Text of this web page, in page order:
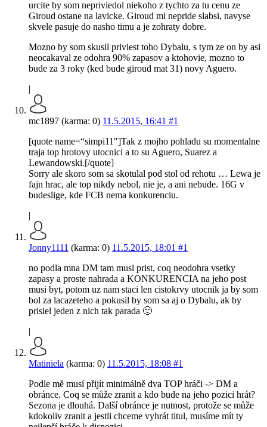
urcite by som nepriviedol niekoho z tychto za tu cenu ze
Giroud ostane na lavicke. Giroud mi nepride slabsi, navyse
skvele pasuje do nasho timu a je zohraty dobre.
Mozno by som skusil priviest toho Dybalu, s tym ze on by asi
neocakaval ze odohra 90% zapasov a ktohovie, mozno to
bude za 3 roky (ked bude giroud mat 31) novy Aguero.
|
mc1897 (karma: 0) 11.5.2015, 16:41 #1
[quote name=“simpi11″]Tak z mojho pohladu su momentalne
traja top hrotovy utocnici a to su Aguero, Suarez a
Lewandowski.[/quote]
Sorry ale skoro som sa skotulal pod stol od rehotu … Lewa je
fajn hrac, ale top nikdy nebol, nie je, a ani nebude. 16G v
budeslige, kde FCB nema konkurenciu.
|
Jonny1111 (karma: 0) 11.5.2015, 18:01 #1
no podla mna DM tam musi prist, coq neodohra vsetky
zapasy a proste nahrada a KONKURENCIA na jeho post
musi byt, potom uz nam staci len cistokrvy utocnik ja by som
bol za lacazeteho a pokusil by som sa aj o Dybalu, ak by
prisiel jeden z nich tak parada 🙂
|
Matiniela (karma: 0) 11.5.2015, 18:08 #1
Podle mě musí přijít minimálně dva TOP hráči -> DM a
obránce. Coq se může zranit a kdo bude na jeho pozici hrát?
Sezona je dlouhá. Další obránce je nutnost, protože se může
kdokoliv zranit a jestli chceme vyhrát titul, musíme mít ty